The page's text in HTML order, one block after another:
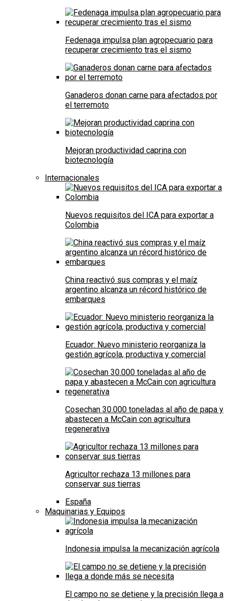
Fedenaga impulsa plan agropecuario para
recuperar crecimiento tras el sismo
Ganaderos donan carne para afectados por
el terremoto
Mejoran productividad caprina con
biotecnología
Internacionales
Nuevos requisitos del ICA para exportar a
Colombia
China reactivó sus compras y el maíz
argentino alcanza un récord histórico de
embarques
Ecuador: Nuevo ministerio reorganiza la
gestión agrícola, productiva y comercial
Cosechan 30.000 toneladas al año de papa y
abastecen a McCain con agricultura
regenerativa
Agricultor rechaza 13 millones para
conservar sus tierras
España
Maquinarias y Equipos
Indonesia impulsa la mecanización agrícola
El campo no se detiene y la precisión llega a